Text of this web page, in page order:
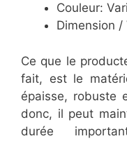
Couleur:
Dimension /
Ce que le
fait, est le
épaisse, robuste
donc, il peut
durée